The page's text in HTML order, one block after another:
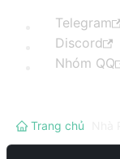
Telegram
Discord
Nhóm QQ
Trang chủ